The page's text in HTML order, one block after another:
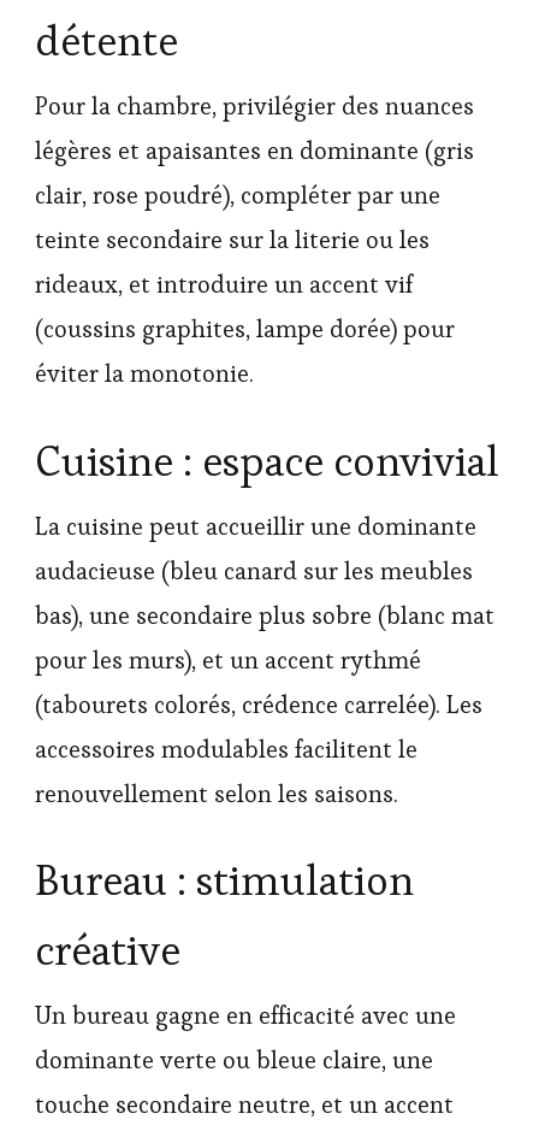
détente
Pour la chambre, privilégier des nuances
légères et apaisantes en dominante (gris
clair, rose poudré), compléter par une
teinte secondaire sur la literie ou les
rideaux, et introduire un accent vif
(coussins graphites, lampe dorée) pour
éviter la monotonie.
Cuisine : espace convivial
La cuisine peut accueillir une dominante
audacieuse (bleu canard sur les meubles
bas), une secondaire plus sobre (blanc mat
pour les murs), et un accent rythmé
(tabourets colorés, crédence carrelée). Les
accessoires modulables facilitent le
renouvellement selon les saisons.
Bureau : stimulation
créative
Un bureau gagne en efficacité avec une
dominante verte ou bleue claire, une
touche secondaire neutre, et un accent